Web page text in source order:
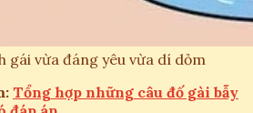
gái vừa đáng yêu vừa dí dỏm
Tổng hợp những câu đố gài bẫy